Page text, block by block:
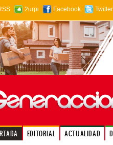
2urpi Facebook Twitter
EDITORIAL ACTUALIDAD